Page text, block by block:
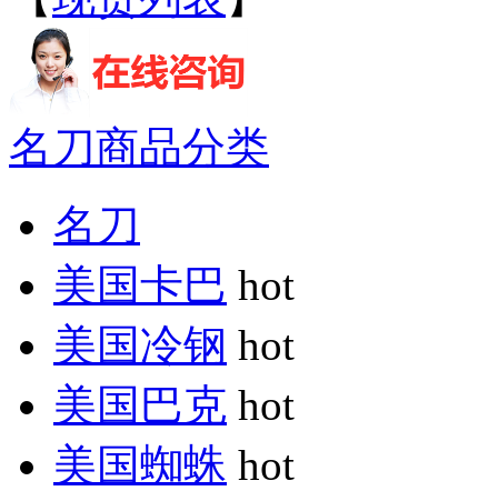
名刀商品分类
名刀
美国卡巴 hot
美国冷钢 hot
美国巴克 hot
美国蜘蛛 hot